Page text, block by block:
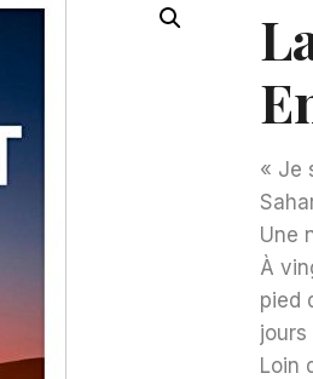
« Je
Une
À
pied
jours
Loin